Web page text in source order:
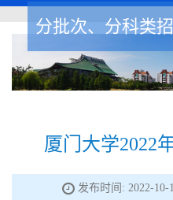
分批次、分科类
厦门大学2022
发布时间: 2022-